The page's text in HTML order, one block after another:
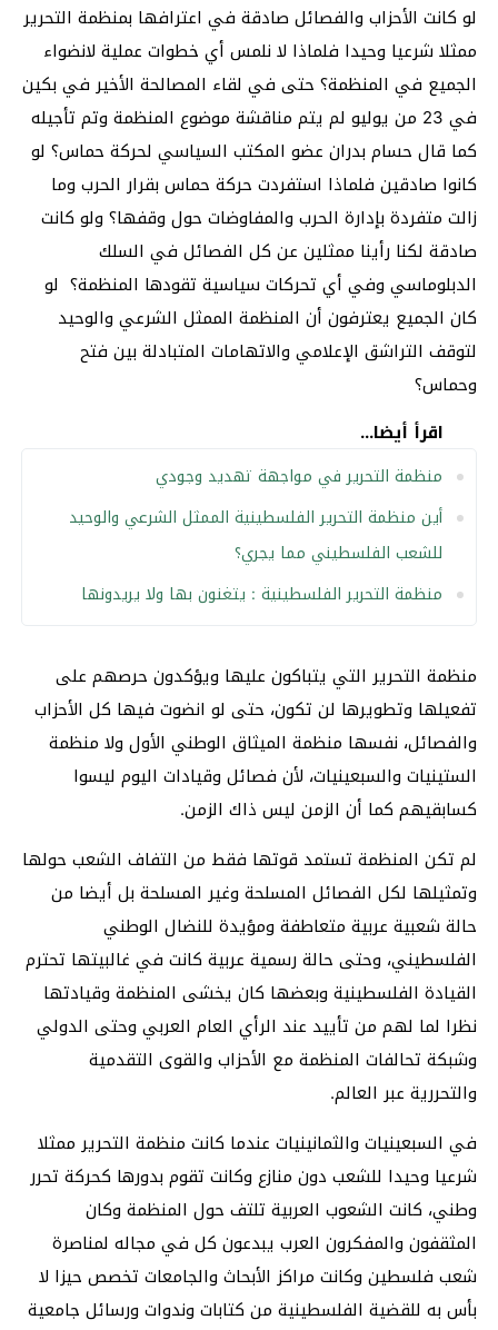
لو كانت الأحزاب والفصائل صادقة في اعترافها بمنظمة التحرير
ممثلا شرعيا وحيدا فلماذا لا نلمس أي خطوات عملية لانضواء
الجميع في المنظمة؟ حتى في لقاء المصالحة الأخير في بكين
في 23 من يوليو لم يتم مناقشة موضوع المنظمة وتم تأجيله
كما قال حسام بدران عضو المكتب السياسي لحركة حماس؟ لو
كانوا صادقين فلماذا استفردت حركة حماس بقرار الحرب وما
زالت متفردة بإدارة الحرب والمفاوضات حول وقفها؟ ولو كانت
صادقة لكنا رأينا ممثلين عن كل الفصائل في السلك
الدبلوماسي وفي أي تحركات سياسية تقودها المنظمة؟ لو
كان الجميع يعترفون أن المنظمة الممثل الشرعي والوحيد
لتوقف التراشق الإعلامي والاتهامات المتبادلة بين فتح
وحماس؟
اقرأ أيضا...
منظمة التحرير في مواجهة تهديد وجودي
أين منظمة التحرير الفلسطينية الممثل الشرعي والوحيد
للشعب الفلسطيني مما يجري؟
منظمة التحرير الفلسطينية : يتغنون بها ولا يريدونها
منظمة التحرير التي يتباكون عليها ويؤكدون حرصهم على
تفعيلها وتطويرها لن تكون، حتى لو انضوت فيها كل الأحزاب
والفصائل، نفسها منظمة الميثاق الوطني الأول ولا منظمة
الستينيات والسبعينيات، لأن فصائل وقيادات اليوم ليسوا
كسابقيهم كما أن الزمن ليس ذاك الزمن.
لم تكن المنظمة تستمد قوتها فقط من التفاف الشعب حولها
وتمثيلها لكل الفصائل المسلحة وغير المسلحة بل أيضا من
حالة شعبية عربية متعاطفة ومؤيدة للنضال الوطني
الفلسطيني، وحتى حالة رسمية عربية كانت في غالبيتها تحترم
القيادة الفلسطينية وبعضها كان يخشى المنظمة وقيادتها
نظرا لما لهم من تأييد عند الرأي العام العربي وحتى الدولي
وشبكة تحالفات المنظمة مع الأحزاب والقوى التقدمية
والتحررية عبر العالم.
في السبعينيات والثمانينيات عندما كانت منظمة التحرير ممثلا
شرعيا وحيدا للشعب دون منازع وكانت تقوم بدورها كحركة تحرر
وطني، كانت الشعوب العربية تلتف حول المنظمة وكان
المثقفون والمفكرون العرب يبدعون كل في مجاله لمناصرة
شعب فلسطين وكانت مراكز الأبحاث والجامعات تخصص حيزا لا
بأس به للقضية الفلسطينية من كتابات وندوات ورسائل جامعية